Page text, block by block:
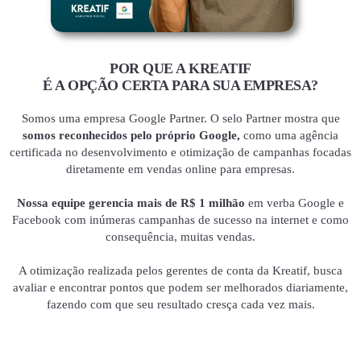
POR QUE A KREATIF
É A OPÇÃO CERTA PARA SUA EMPRESA?
Somos uma empresa Google Partner. O selo Partner mostra que
somos reconhecidos pelo próprio Google, como uma agência
certificada no desenvolvimento e otimização de campanhas focadas
diretamente em vendas online para empresas.
Nossa equipe gerencia mais de R$ 1 milhão em verba Google e
Facebook com inúmeras campanhas de sucesso na internet e como
consequência, muitas vendas.
A otimização realizada pelos gerentes de conta da Kreatif, busca
avaliar e encontrar pontos que podem ser melhorados diariamente,
fazendo com que seu resultado cresça cada vez mais.